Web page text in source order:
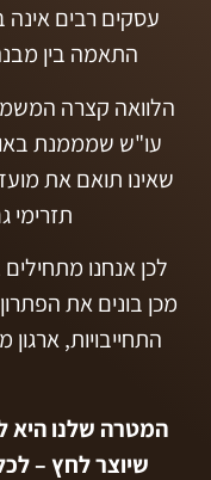
עסקים רבים
התאמה בין
הלוואה קצרה
עו"ש שמממנת
שאינו תואם את
תזרימי
לכן אנחנו
מכן בונים את
התחייבויות,
המטרה שלנו היא
שיוצר לחץ –